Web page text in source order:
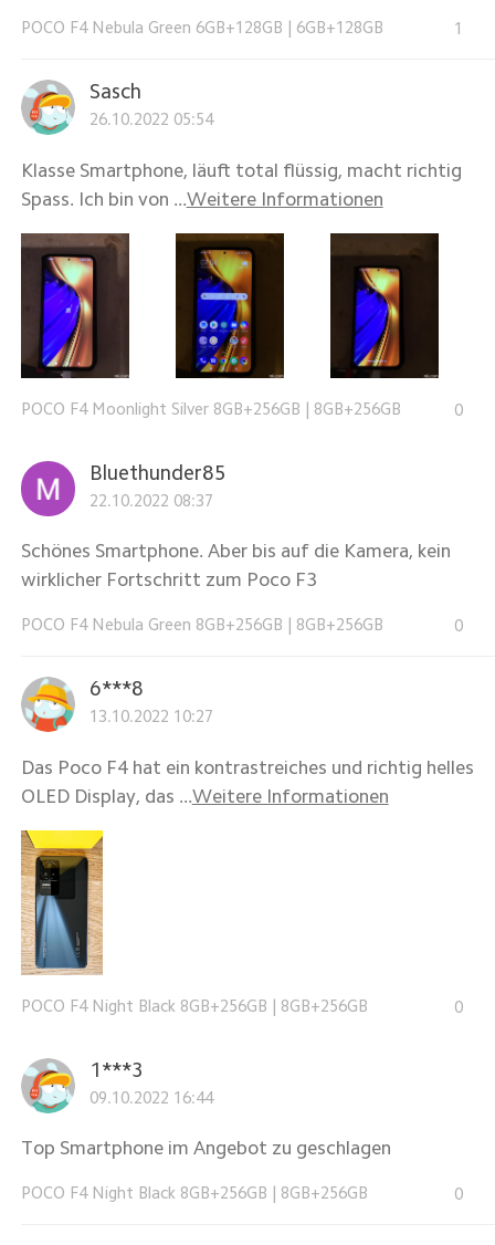
POCO F4 Nebula Green 6GB+128GB 6GB+128GB 1
Sasch
26.10.2022 05:54
Klasse Smartphone, läuft total flüssig, macht richtig
Spass. Ich bin von ...Weitere Informationen
POCO F4 Moonlight Silver 8GB+256GB | 8GB+256GB 0
Bluethunder85
22.10.2022 08:37
Schönes Smartphone. Aber bis auf die Kamera, kein
wirklicher Fortschritt zum Poco F3
POCO F4 Nebula Green 8GB+256GB 8GB+256GB 0
6***8
13.10.2022 10:27
Das Poco F4 hat ein kontrastreiches und richtig helles
OLED Display, das ...Weitere Informationen
POCO F4 Night Black 8GB+256GB | 8GB+256GB 0
1***3
09.10.2022 16:44
Top Smartphone im Angebot zu geschlagen
POCO F4 Night Black 8GB+256GB 8GB+256GB 0